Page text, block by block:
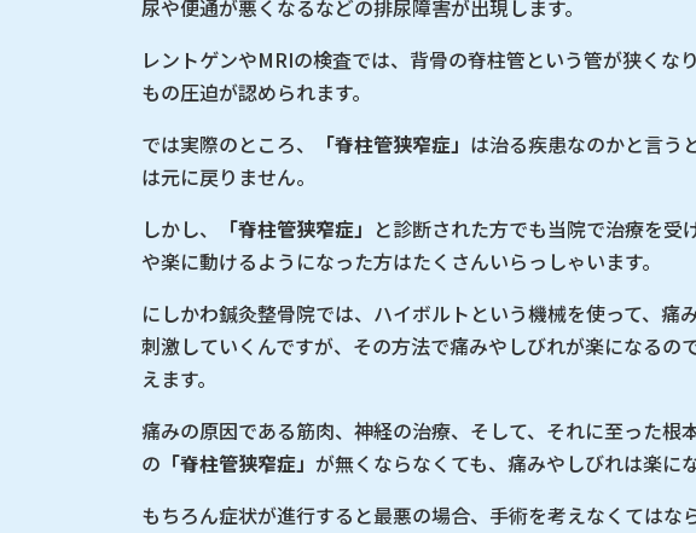
尿や便通が悪くなるなどの排尿障害が出現します。
レントゲンやMRIの検査では、背骨の脊柱管という管が狭くな
もの圧迫が認められます。
では実際のところ、
「脊柱管狭窄症」 は治る疾患なのかと言う
は元に戻りません。
しかし、
「脊柱管狭窄症」 と診断された方でも当院で治療を
や楽に動けるようになった方はたくさんいらっしゃいます。
にしかわ鍼灸整骨院では、ハイボルトという機械を使って、痛
刺激していくんですが、その方法で痛みやしびれが楽になるの
えます。
痛みの原因である筋肉、神経の治療、そして、それに至った根
の 「脊柱管狭窄症」 が無くならなくても、痛みやしびれは楽に
もちろん症状が進行すると最悪の場合、手術を考えなくてはな